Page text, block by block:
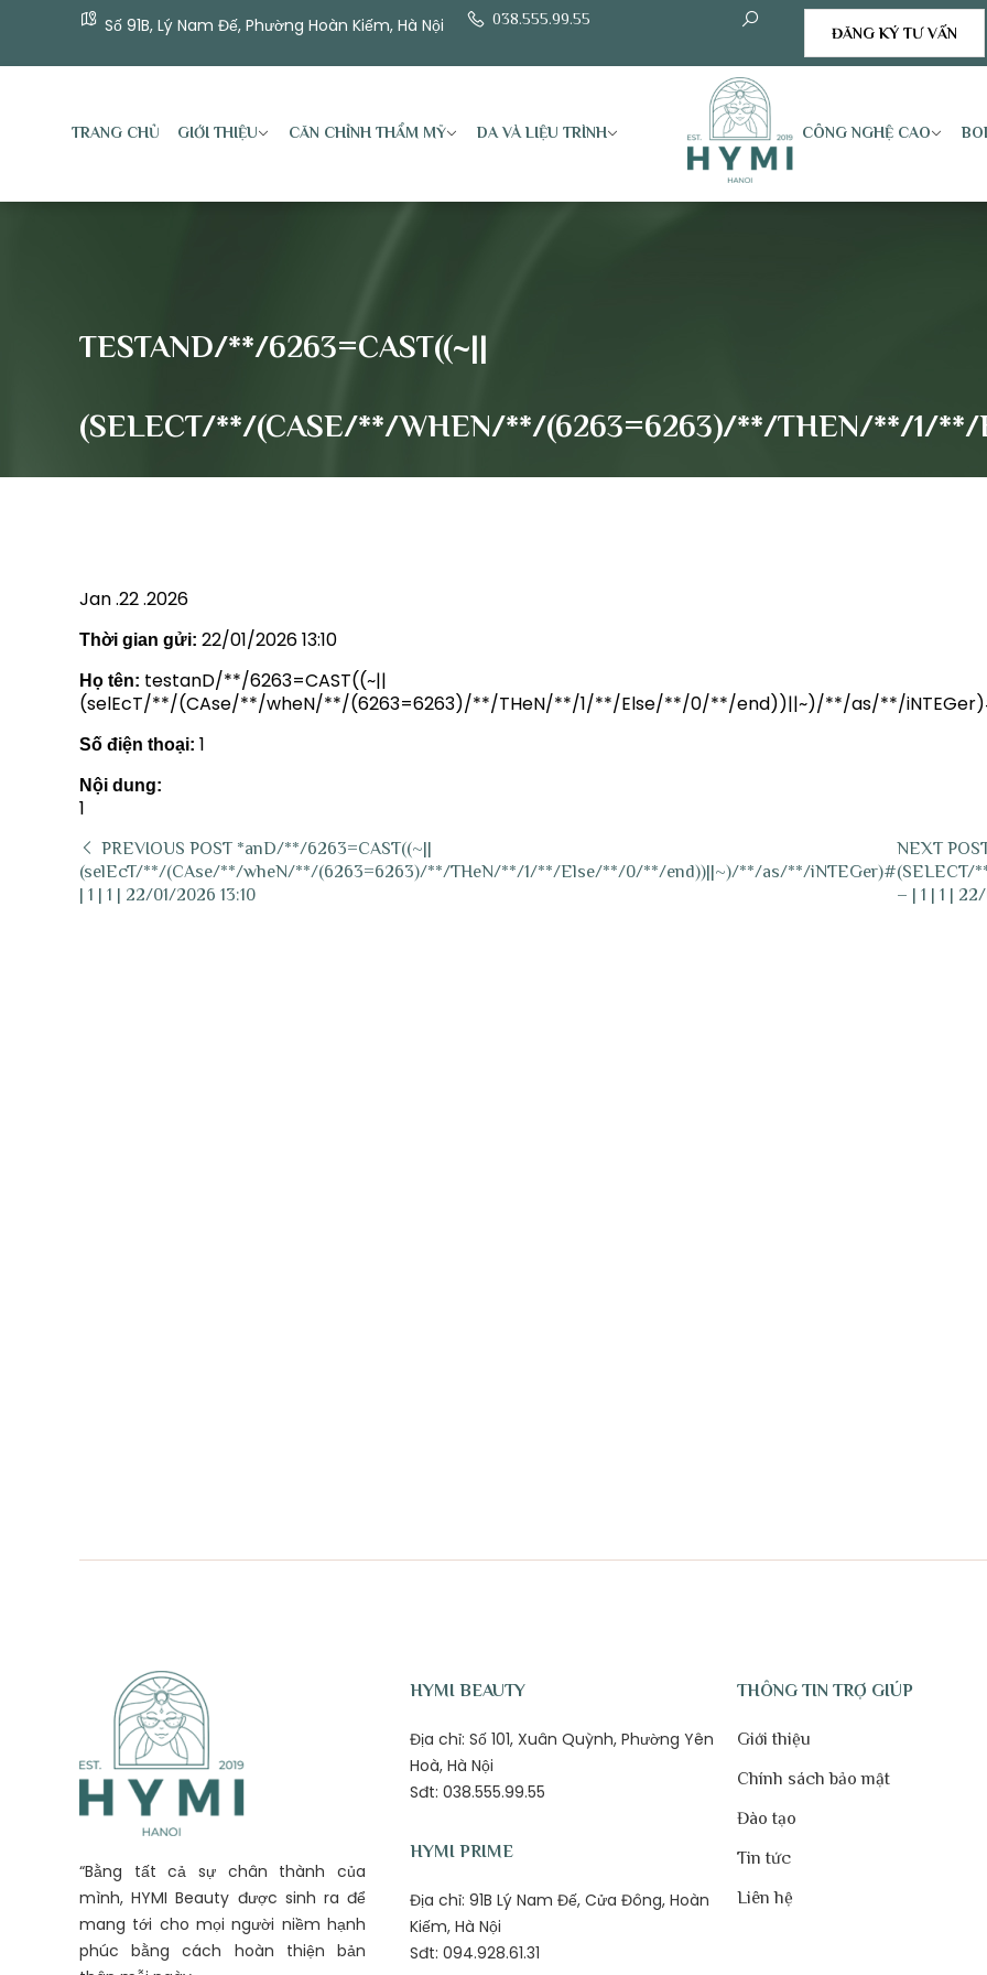
Số 91B, Lý Nam Đế, Phường Hoàn Kiếm, Hà Nội
038.555.99.55
ĐĂNG KÝ TƯ VẤN
TRANG CHỦ GIỚI THIỆU CĂN CHỈNH THẨM MỸ DA VÀ LIỆU TRÌNH CÔNG NGHỆ CAO
TESTAND/**/6263=CAST((~||
(SELECT/**/(CASE/**/WHEN/**/(6263=6263)/**/THEN/**/1/
Jan .22 .2026
Thời gian gửi: 22/01/2026 13:10
Họ tên: testanD/**/6263=CAST((~||
(selEcT/**/(CAse/**/wheN/**/(6263=6263)/**/THeN/**/1/**/Else/**/0/**/end))||~)/**/as/**/
Số điện thoại: 1
Nội dung:
1
PREVIOUS POST *anD/**/6263=CAST((~||
(selEcT/**/(CAse/**/wheN/**/(6263=6263)/**/THeN/**/1/**/Else/**/0/**/end))||~)/**/as/**/iNTEGer)#
| 1 | 1 | 22/01/2026 13:10
NEXT
(SELECT/
– | 1 | 1 |
“Bằng tất cả sự chân thành của
mình, HYMI Beauty được sinh ra để
mang tới cho mọi người niềm hạnh
phúc bằng cách hoàn thiện bản
HYMI BEAUTY
Địa chỉ: Số 101, Xuân Quỳnh, Phường Yên
Hoà, Hà Nội
Sđt: 038.555.99.55
HYMI PRIME
Địa chỉ: 91B Lý Nam Đế, Cửa Đông, Hoàn
Kiếm, Hà Nội
Sđt: 094.928.61.31
THÔNG TIN TRỢ GIÚP
Giới thiệu
Chính sách bảo mật
Đào tạo
Tin tức
Liên hệ